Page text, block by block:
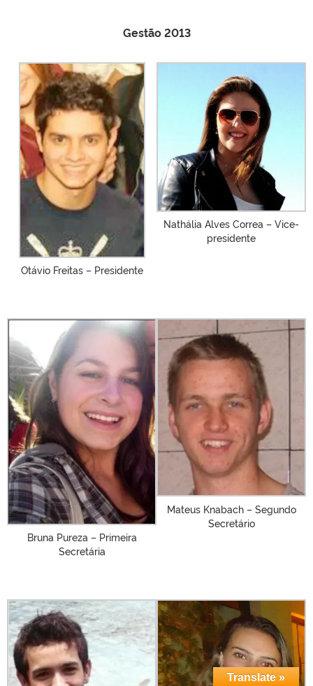
Gestão 2013
Otávio Freitas – Presidente
Nathália Alves Correa – Vice-
presidente
Bruna Pureza – Primeira
Secretária
Mateus Knabach – Segundo
Secretário
Translate »